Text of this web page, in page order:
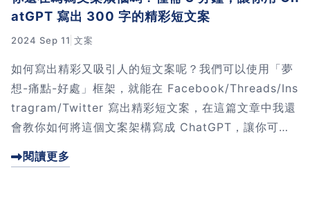
atGPT 寫出 300 字的精彩短文案
2024 Sep 11 文案
如何寫出精彩又吸引人的短文案呢？我們可以使用「夢
想-痛點-好處」框架，就能在 Facebook/Threads/Ins
tragram/Twitter 寫出精彩短文案，在這篇文章中我還
會教你如何將這個文案架構寫成 ChatGPT，讓你可以
閱讀更多